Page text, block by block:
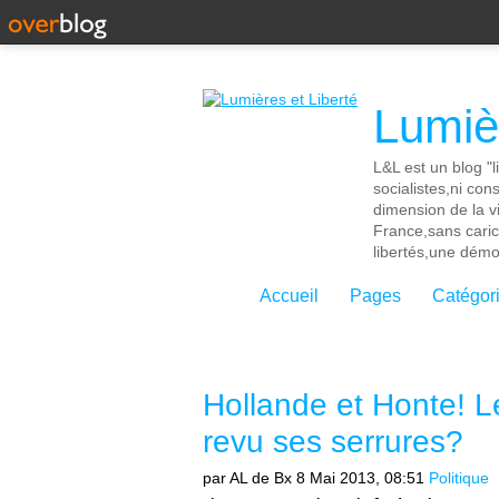
L&L est un blog
socialistes,ni
dimension de la
France,sans
libertés,une
Accueil Pages
Hollande et Honte!
revu ses serrures?
par AL de Bx 8 Mai 2013, 08:51 Politique